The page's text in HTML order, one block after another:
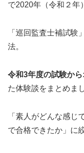
で2020年（令和２年）
「巡回監査士補試験
法。
令和3年度の試験か
た体験談をまとめま
「素人がどんな感じ
で合格できたか」に